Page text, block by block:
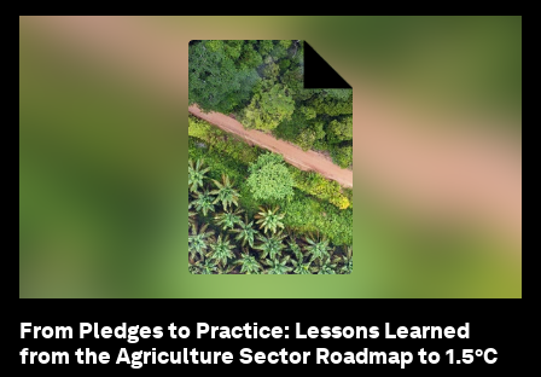
From Pledges to Practice: Lessons Learned
from the Agriculture Sector Roadmap to 1.5°C